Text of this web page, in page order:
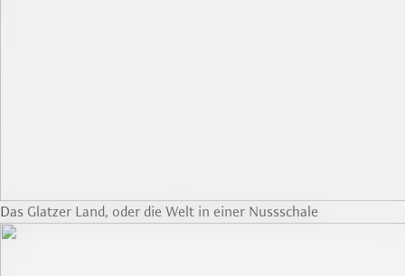
Das Glatzer Land, oder die Welt in einer Nussschale